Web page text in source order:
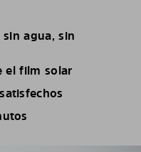
agua, sin
el film solar